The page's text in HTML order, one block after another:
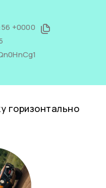
+0000
горизонтально